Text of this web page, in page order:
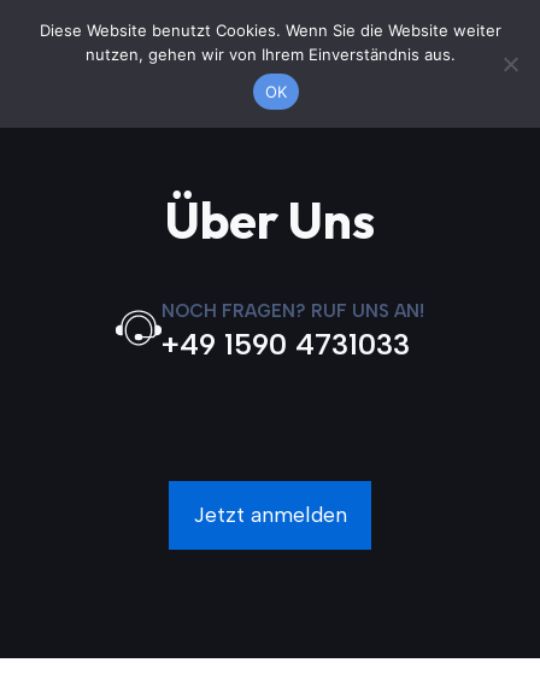
Jetzt anrufen
Über Uns
NOCH FRAGEN? RUF UNS AN!
+49 1590 4731033
Jetzt anmelden
Diese Website benutzt Cookies. Wenn Sie die Website weiter
nutzen, gehen wir von Ihrem Einverständnis aus.
OK